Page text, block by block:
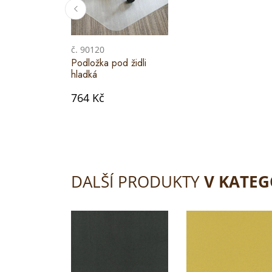
č. 90120
Podložka pod židli
hladká
764 Kč
DALŠÍ PRODUKTYV